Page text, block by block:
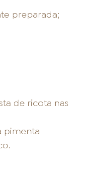
preparada;
de ricota nas
pimenta